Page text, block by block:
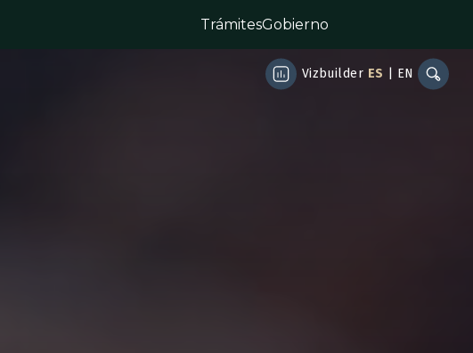
TrámitesGobierno
Vizbuilder ES EN